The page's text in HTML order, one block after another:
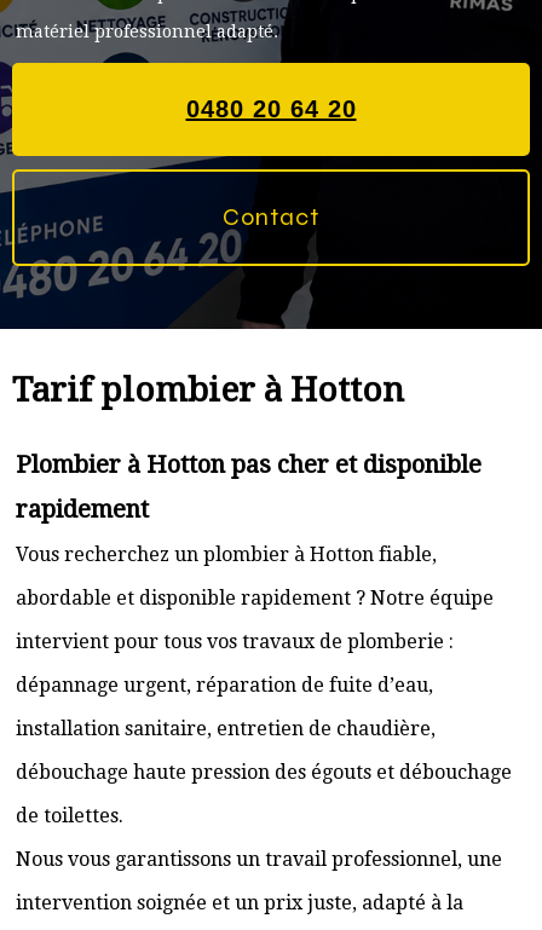
matériel professionnel adapté.
0480 20 64 20
Contact
Tarif plombier à Hotton
Plombier à Hotton pas cher et disponible
rapidement
Vous recherchez un plombier à Hotton fiable,
abordable et disponible rapidement ? Notre équipe
intervient pour tous vos travaux de plomberie :
dépannage urgent, réparation de fuite d’eau,
installation sanitaire, entretien de chaudière,
débouchage haute pression des égouts et débouchage
de toilettes.
Nous vous garantissons un travail professionnel, une
intervention soignée et un prix juste, adapté à la